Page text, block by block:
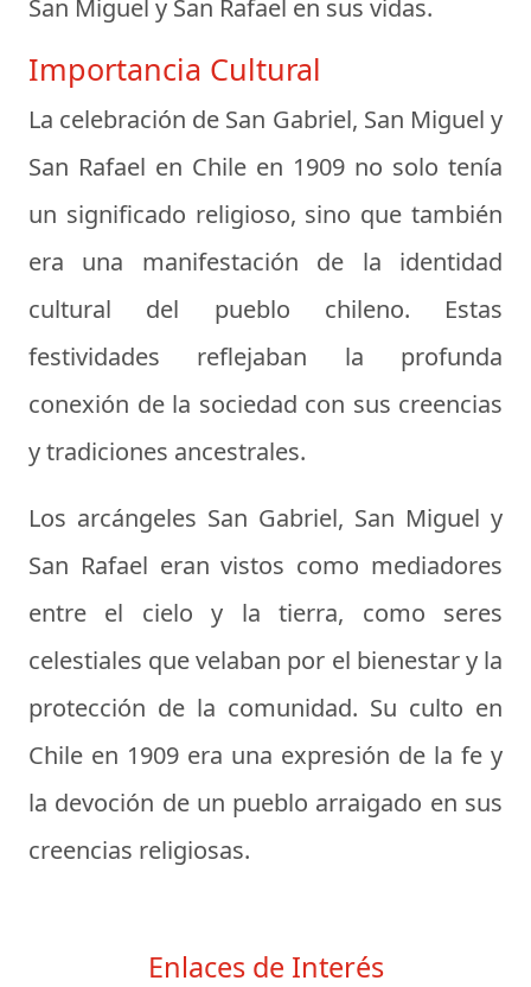
San Miguel y San Rafael en sus vidas.
Importancia Cultural
La celebración de San Gabriel, San Miguel y
San Rafael en Chile en 1909 no solo tenía
un significado religioso, sino que también
era una manifestación de la identidad
cultural del pueblo chileno. Estas
festividades reflejaban la profunda
conexión de la sociedad con sus creencias
y tradiciones ancestrales.
Los arcángeles San Gabriel, San Miguel y
San Rafael eran vistos como mediadores
entre el cielo y la tierra, como seres
celestiales que velaban por el bienestar y la
protección de la comunidad. Su culto en
Chile en 1909 era una expresión de la fe y
la devoción de un pueblo arraigado en sus
creencias religiosas.
Enlaces de Interés